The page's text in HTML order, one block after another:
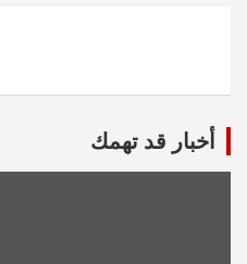
أخبار قد تهمك